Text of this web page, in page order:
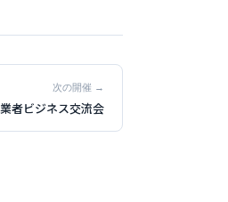
次の開催 →
者ビジネス交流会